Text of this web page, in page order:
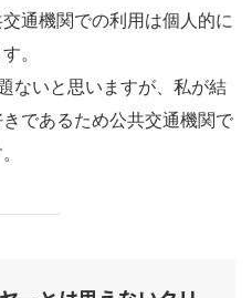
通機関での利用は個人的に
。
ないと思いますが、私が結
であるため公共交通機関で